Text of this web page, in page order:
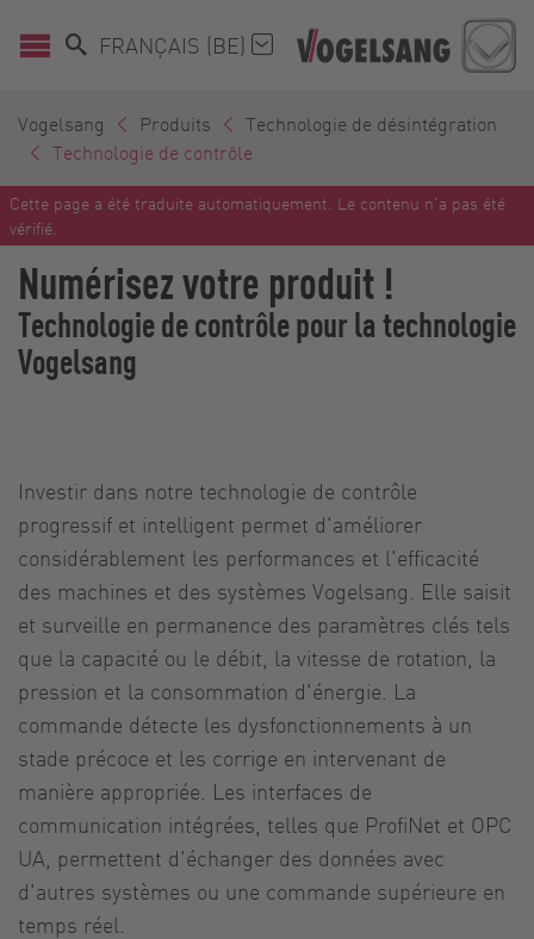
FRANÇAIS (BE)
Vogelsang Produits
Technologie de désintégration
Technologie de contrôle
Cette page a été traduite automatiquement. Le contenu n'a pas été
vérifié.
Numérisez votre produit !
Technologie de contrôle pour la technologie
Vogelsang
Investir dans notre technologie de contrôle
progressif et intelligent permet d'améliorer
considérablement les performances et l'efficacité
des machines et des systèmes Vogelsang. Elle saisit
et surveille en permanence des paramètres clés tels
que la capacité ou le débit, la vitesse de rotation, la
pression et la consommation d'énergie. La
commande détecte les dysfonctionnements à un
stade précoce et les corrige en intervenant de
manière appropriée. Les interfaces de
communication intégrées, telles que ProfiNet et OPC
UA, permettent d'échanger des données avec
d'autres systèmes ou une commande supérieure en
temps réel.